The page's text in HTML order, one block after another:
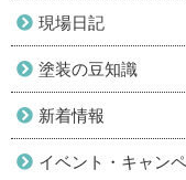
現場日記
塗装の豆知識
新着情報
イベント・キャン